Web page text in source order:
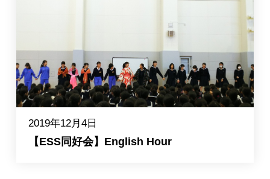
2019年12月4日
【ESS同好会】English Hour